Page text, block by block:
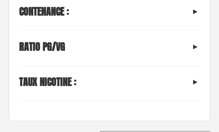
CONTENANCE :
RATIO PG/VG
TAUX NICOTINE :